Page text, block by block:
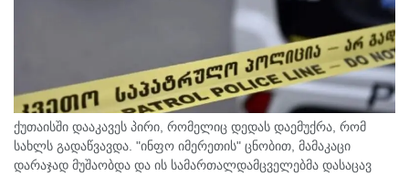
ქუთაისში დააკავეს პირი, რომელიც დედას დაემუქრა, რომ
სახლს გადაწვავდა. "ინფო იმერეთის" ცნობით, მამაკაცი
დარაჯად მუშაობდა და ის სამართალდამცველებმა დასაცავ